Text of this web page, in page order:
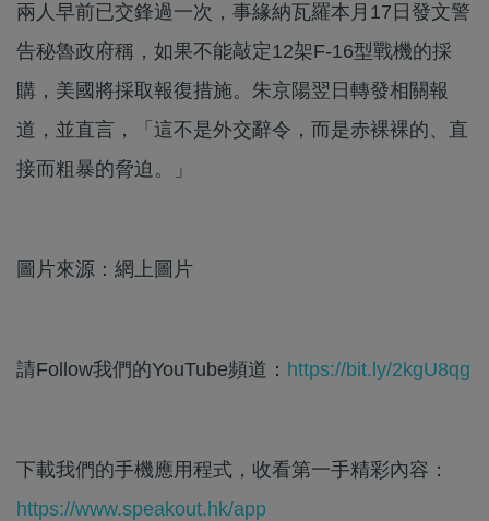
兩人早前已交鋒過一次，事緣納瓦羅本月17日發文警
告秘魯政府稱，如果不能敲定12架F-16型戰機的採
購，美國將採取報復措施。朱京陽翌日轉發相關報
道，並直言，「這不是外交辭令，而是赤裸裸的、直
接而粗暴的脅迫。」
圖片來源：網上圖片
請Follow我們的YouTube頻道： https://bit.ly/2kgU8qg
下載我們的手機應用程式，收看第一手精彩內容：
https://www.speakout.hk/app